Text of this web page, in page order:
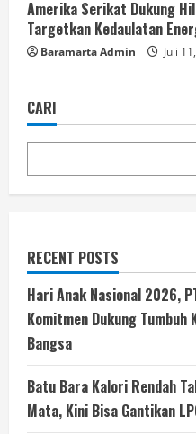
Amerika Serikat Dukung
Targetkan Kedaulatan
Baramarta Admin Juli
CARI
RECENT POSTS
Hari Anak Nasional 2026,
Komitmen Dukung Tumbuh
Bangsa
Batu Bara Kalori Rendah
Mata, Kini Bisa Gantikan